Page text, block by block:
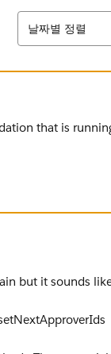
정렬
날짜별 정렬
that is
but it sounds